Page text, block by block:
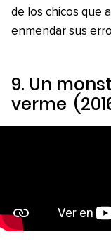
de los chicos que
enmendar sus
9. Un
verme